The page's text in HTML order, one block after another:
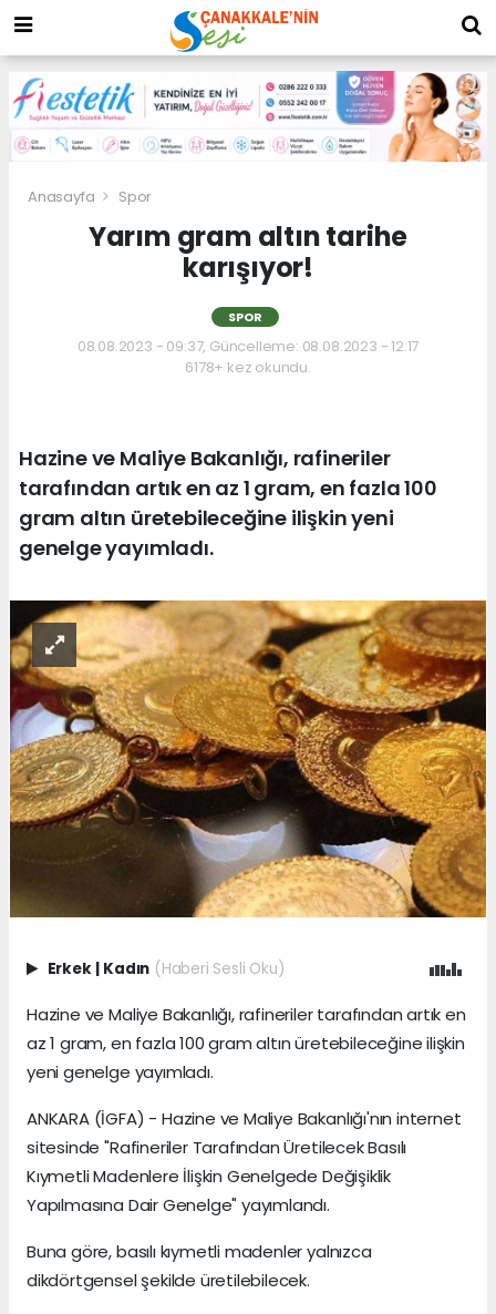
Anasayfa Spor
Yarım gram altın tarihe
karışıyor!
SPOR
08.08.2023 - 09:37, Güncelleme: 08.08.2023 - 12:17
6178+ kez okundu.
Hazine ve Maliye Bakanlığı, rafineriler
tarafından artık en az 1 gram, en fazla 100
gram altın üretebileceğine ilişkin yeni
genelge yayımladı.
Erkek Kadın (Haberi Sesli Oku)
Hazine ve Maliye Bakanlığı, rafineriler tarafından artık en
az 1 gram, en fazla 100 gram altın üretebileceğine ilişkin
yeni genelge yayımladı.
ANKARA (İGFA) - Hazine ve Maliye Bakanlığı'nın internet
sitesinde "Rafineriler Tarafından Üretilecek Basılı
Kıymetli Madenlere İlişkin Genelgede Değişiklik
Yapılmasına Dair Genelge" yayımlandı.
Buna göre, basılı kıymetli madenler yalnızca
dikdörtgensel şekilde üretilebilecek.